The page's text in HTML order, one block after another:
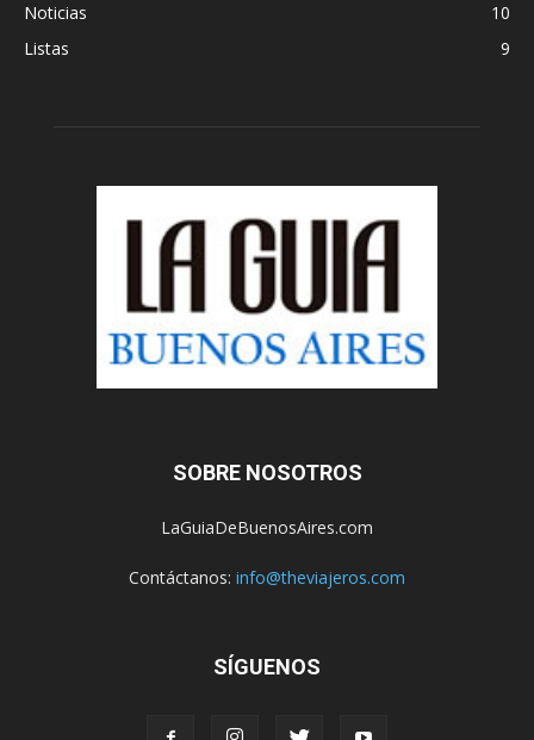
Noticias
10
Listas
9
SOBRE NOSOTROS
LaGuiaDeBuenosAires.com
Contáctanos: info@theviajeros.com
SÍGUENOS